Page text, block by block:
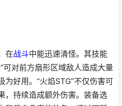
在战斗中能迅速清怪。其技能
”可对前方扇形区域敌人造成大量
为好用。“火焰STG”不仅伤害可
，持续造成额外伤害。装备选